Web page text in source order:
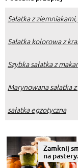
Sałatka z
Sałatka kolorowa z
Szybka sałatka z
Marynowana sałatka
sałatka egzotyczna
Zamknij
na